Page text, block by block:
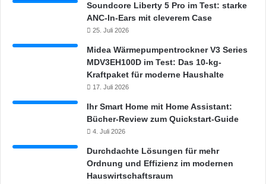
Soundcore Liberty 5 Pro im Test: starke
ANC-In-Ears mit cleverem Case
25. Juli 2026
Midea Wärmepumpentrockner V3 Series
MDV3EH100D im Test: Das 10-kg-
Kraftpaket für moderne Haushalte
17. Juli 2026
Ihr Smart Home mit Home Assistant:
Bücher-Review zum Quickstart-Guide
4. Juli 2026
Durchdachte Lösungen für mehr
Ordnung und Effizienz im modernen
Hauswirtschaftsraum